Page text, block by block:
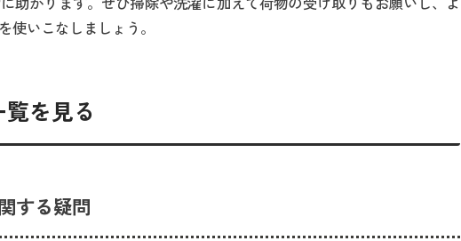
使いこなしましょう。
を見る
する疑問